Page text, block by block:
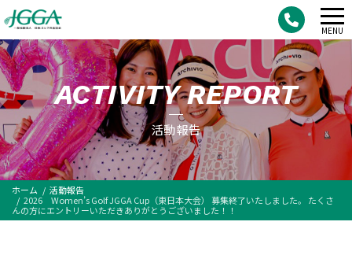
ACTIVITY REPORT
活動報告
ホーム
活動報告
2026 Women’s Golf JGGA Cup（東日本大会） 募集終了いたしました。 たくさ
んの方にエントリーいただきありがとうございました！！
メ
ニ
ュ
ー
MENU